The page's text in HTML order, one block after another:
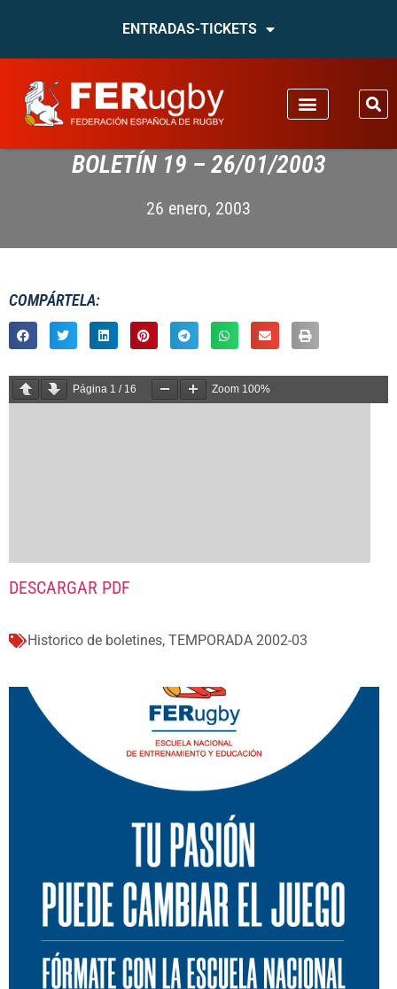
ENTRADAS-TICKETS
BOLETÍN 19 – 26/01/2003
26 enero, 2003
COMPÁRTELA:
Página 1 / 16 Zoom 100%
DESCARGAR PDF
Historico de boletines, TEMPORADA 2002-03